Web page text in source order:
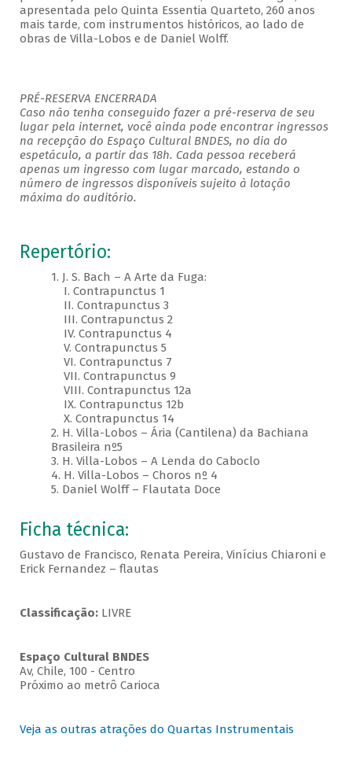
apresentada pelo Quinta Essentia Quarteto, 260 anos
mais tarde, com instrumentos históricos, ao lado de
obras de Villa-Lobos e de Daniel Wolff.
PRÉ-RESERVA ENCERRADA
Caso não tenha conseguido fazer a pré-reserva de seu
lugar pela internet, você ainda pode encontrar ingressos
na recepção do Espaço Cultural BNDES, no dia do
espetáculo, a partir das 18h. Cada pessoa receberá
apenas um ingresso com lugar marcado, estando o
número de ingressos disponíveis sujeito à lotação
máxima do auditório.
Repertório:
1. J. S. Bach – A Arte da Fuga:
I. Contrapunctus 1
II. Contrapunctus 3
III. Contrapunctus 2
IV. Contrapunctus 4
V. Contrapunctus 5
VI. Contrapunctus 7
VII. Contrapunctus 9
VIII. Contrapunctus 12a
IX. Contrapunctus 12b
X. Contrapunctus 14
2. H. Villa-Lobos – Ária (Cantilena) da Bachiana
Brasileira nº5
3. H. Villa-Lobos – A Lenda do Caboclo
4. H. Villa-Lobos – Choros nº 4
5. Daniel Wolff – Flautata Doce
Ficha técnica:
Gustavo de Francisco, Renata Pereira, Vinícius Chiaroni e
Erick Fernandez – flautas
Classificação:LIVRE
Espaço Cultural BNDES
Av, Chile, 100 - Centro
Próximo ao metrô Carioca
Veja as outras atrações do Quartas Instrumentais